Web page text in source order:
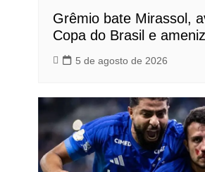
Grêmio bate Mirassol,
Copa do Brasil e
5 de agosto de 2026